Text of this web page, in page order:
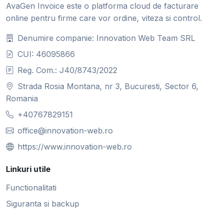
AvaGen Invoice este o platforma cloud de facturare
online pentru firme care vor ordine, viteza si control.
Denumire companie: Innovation Web Team SRL
CUI: 46095866
Reg. Com.: J40/8743/2022
Strada Rosia Montana, nr 3, Bucuresti, Sector 6,
Romania
+40767829151
office@innovation-web.ro
https://www.innovation-web.ro
Linkuri utile
Functionalitati
Siguranta si backup